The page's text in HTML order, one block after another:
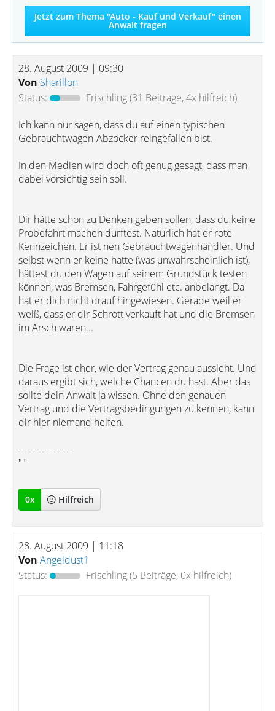
Jetzt zum Thema "Auto - Kauf und Verkauf" einen
Anwalt fragen
28. August 2009 | 09:30
Von Sharillon
Status:
Frischling(31 Beiträge, 4x hilfreich)
Ich kann nur sagen, dass du auf einen typischen
Gebrauchtwagen-Abzocker reingefallen bist.
In den Medien wird doch oft genug gesagt, dass man
dabei vorsichtig sein soll.
Dir hätte schon zu Denken geben sollen, dass du keine
Probefahrt machen durftest. Natürlich hat er rote
Kennzeichen. Er ist nen Gebrauchtwagenhändler. Und
selbst wenn er keine hätte (was unwahrscheinlich ist),
hättest du den Wagen auf seinem Grundstück testen
können, was Bremsen, Fahrgefühl etc. anbelangt. Da
hat er dich nicht drauf hingewiesen. Gerade weil er
weiß, dass er dir Schrott verkauft hat und die Bremsen
im Arsch waren...
Die Frage ist eher, wie der Vertrag genau aussieht. Und
daraus ergibt sich, welche Chancen du hast. Aber das
sollte dein Anwalt ja wissen. Ohne den genauen
Vertrag und die Vertragsbedingungen zu kennen, kann
dir hier niemand helfen.
-----------------
""
0x Hilfreich
28. August 2009 | 11:18
Von Angeldust1
Status:
Frischling(5 Beiträge, 0x hilfreich)